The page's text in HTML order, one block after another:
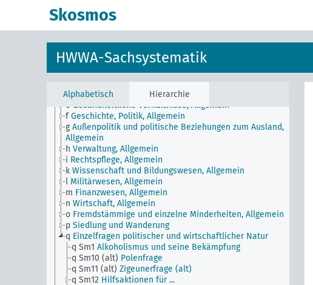
Skosmos
HWWA-Sachsystematik
Alphabetisch Hierarchie
JE HWWA-Sachsystematik
a Literatur, Allgemein
b Land und Leute, Politik und Wirtschaft, Allgemein
Landeskunde, Allgemein
d Bevölkerung und Bevölkerungspolitik
e Gesundheitliche Verhältnisse, Allgemein
f Geschichte, Politik, Allgemein
g Außenpolitik und politische Beziehungen zum Ausland,
Allgemein
h Verwaltung, Allgemein
i Rechtspflege, Allgemein
k Wissenschaft und Bildungswesen, Allgemein
l Militärwesen, Allgemein
m Finanzwesen, Allgemein
n Wirtschaft, Allgemein
o Fremdstämmige und einzelne Minderheiten, Allgemein
p Siedlung und Wanderung
q Einzelfragen politischer und wirtschaftlicher Natur
q Sm1 Alkoholismus und seine Bekämpfung
q Sm10 (alt) Polenfrage
q Sm11 (alt) Zigeunerfrage (alt)
q Sm12 Hilfsaktionen für ...